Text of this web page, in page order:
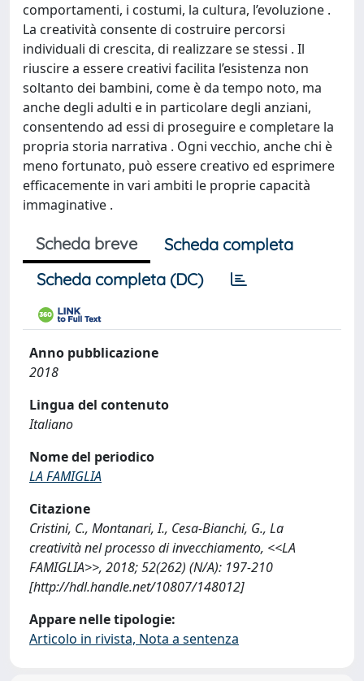
comportamenti, i costumi, la cultura, l’evoluzione .
La creatività consente di costruire percorsi
individuali di crescita, di realizzare se stessi . Il
riuscire a essere creativi facilita l’esistenza non
soltanto dei bambini, come è da tempo noto, ma
anche degli adulti e in particolare degli anziani,
consentendo ad essi di proseguire e completare la
propria storia narrativa . Ogni vecchio, anche chi è
meno fortunato, può essere creativo ed esprimere
efficacemente in vari ambiti le proprie capacità
immaginative .
Scheda breve
Scheda completa
Scheda completa (DC)
Anno pubblicazione
2018
Lingua del contenuto
Italiano
Nome del periodico
LA FAMIGLIA
Citazione
Cristini, C., Montanari, I., Cesa-Bianchi, G., La
creatività nel processo di invecchiamento, <<LA
FAMIGLIA>>, 2018; 52(262) (N/A): 197-210
[http://hdl.handle.net/10807/148012]
Appare nelle tipologie:
Articolo in rivista, Nota a sentenza